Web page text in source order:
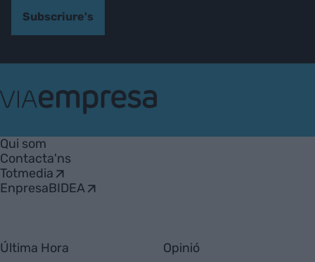
Subscriure's
Empresa
Qui som
Contacta'ns
Totmedia
EnpresaBIDEA
Última Hora Opinió